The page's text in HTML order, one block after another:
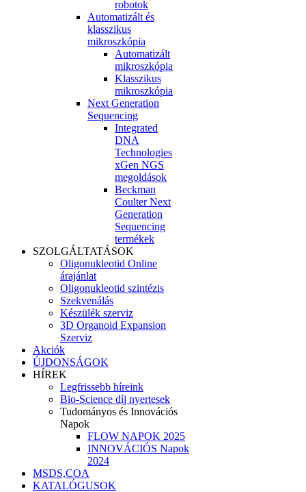
robotok
Automatizált és
klasszikus
mikroszkópia
Automatizált
mikroszkópia
Klasszikus
mikroszkópia
Next Generation
Sequencing
Integrated
DNA
Technologies
xGen NGS
megoldások
Beckman
Coulter Next
Generation
Sequencing
termékek
SZOLGÁLTATÁSOK
Oligonukleotid Online
árajánlat
Oligonukleotid szintézis
Szekvenálás
Készülék szerviz
3D Organoid Expansion
Szerviz
Akciók
ÚJDONSÁGOK
HÍREK
Legfrissebb híreink
Bio-Science díj nyertesek
Tudományos és Innovációs
Napok
FLOW NAPOK 2025
INNOVÁCIÓS Napok
2024
MSDS,COA
KATALÓGUSOK